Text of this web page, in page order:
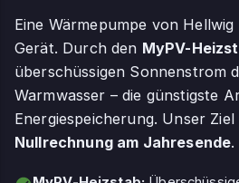
Eine Wärmepumpe von
Gerät. Durch den MyPV-
überschüssigen Sonnenstrom
Warmwasser – die günstigste
Energiespeicherung. Unser
Nullrechnung am Jahresende.